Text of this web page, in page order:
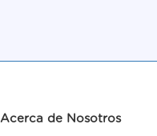
Acerca de Nosotros